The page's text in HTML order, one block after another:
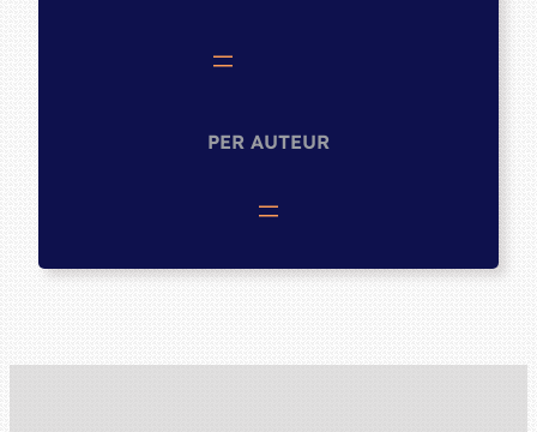
PER AUTEUR